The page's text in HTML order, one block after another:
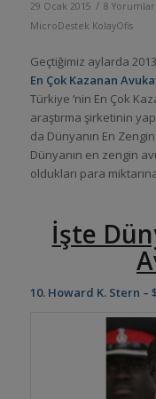
29 Ocak 2015 / 8 Yorumlar
MicroDestek KolayOfis
Geçtiğimiz aylarda
En Çok Kazanan
Türkiye ‘nin En Çok
araştırma şirketinin
da Dünyanın En
Dünyanın en zengin
oldukları para
İşte
10. Howard K. Stern –